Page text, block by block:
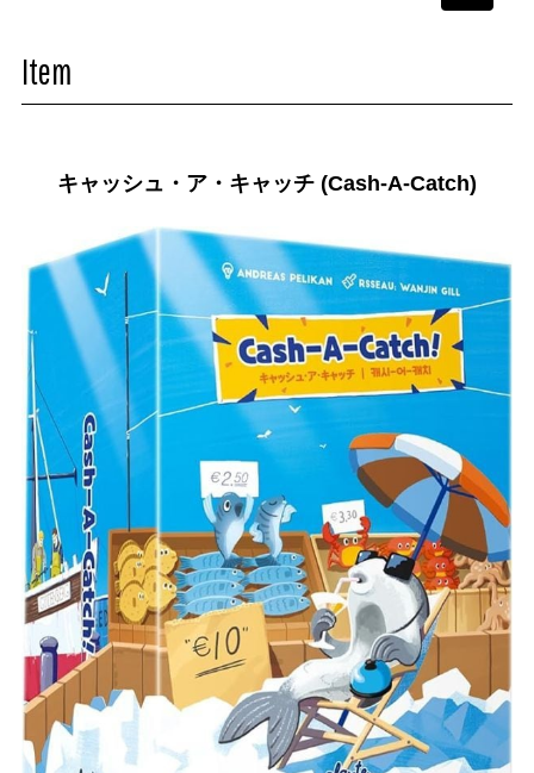
Item
キャッシュ・ア・キャッチ (Cash-A-Catch)